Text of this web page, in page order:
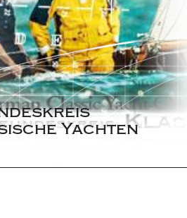
Yachten